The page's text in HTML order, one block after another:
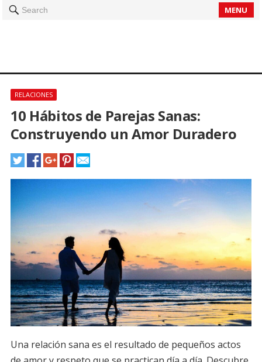
Search MENU
RELACIONES
10 Hábitos de Parejas Sanas:
Construyendo un Amor Duradero
Una relación sana es el resultado de pequeños actos